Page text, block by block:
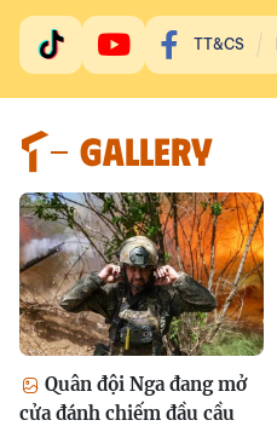
TT&CS
GALLERY
Quân đội Nga đang mở
cửa đánh chiếm đầu cầu